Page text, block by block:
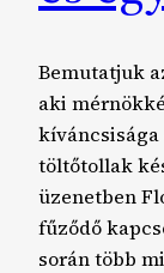
Bemutatjuk
aki
kíváncsisága
töltőtollak
üzenetben
fűződő
során több